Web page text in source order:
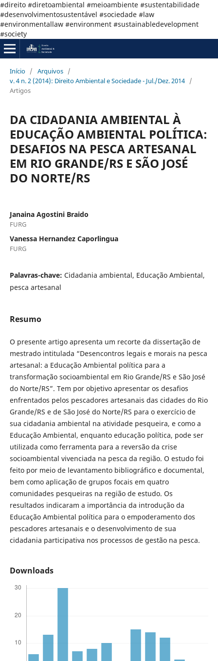
#direito #diretoambiental #meioambiente #sustentabilidade
#desenvolvimentosustentável #sociedade #law
#environmentallaw #environment #sustainabledevelopment
#society
Início / Arquivos /
v. 4 n. 2 (2014): Direito Ambiental e Sociedade - Jul./Dez. 2014 /
Artigos
DA CIDADANIA AMBIENTAL À
EDUCAÇÃO AMBIENTAL POLÍTICA:
DESAFIOS NA PESCA ARTESANAL
EM RIO GRANDE/RS E SÃO JOSÉ
DO NORTE/RS
Janaina Agostini Braido
FURG
Vanessa Hernandez Caporlingua
FURG
Palavras-chave: Cidadania ambiental, Educação Ambiental,
pesca artesanal
Resumo
O presente artigo apresenta um recorte da dissertação de
mestrado intitulada “Desencontros legais e morais na pesca
artesanal: a Educação Ambiental política para a
transformação socioambiental em Rio Grande/RS e São José
do Norte/RS”. Tem por objetivo apresentar os desafios
enfrentados pelos pescadores artesanais das cidades do Rio
Grande/RS e de São José do Norte/RS para o exercício de
sua cidadania ambiental na atividade pesqueira, e como a
Educação Ambiental, enquanto educação política, pode ser
utilizada como ferramenta para a reversão da crise
socioambiental vivenciada na pesca da região. O estudo foi
feito por meio de levantamento bibliográfico e documental,
bem como aplicação de grupos focais em quatro
comunidades pesqueiras na região de estudo. Os
resultados indicaram a importância da introdução da
Educação Ambiental política para o empoderamento dos
pescadores artesanais e o desenvolvimento de sua
cidadania participativa nos processos de gestão na pesca.
Downloads